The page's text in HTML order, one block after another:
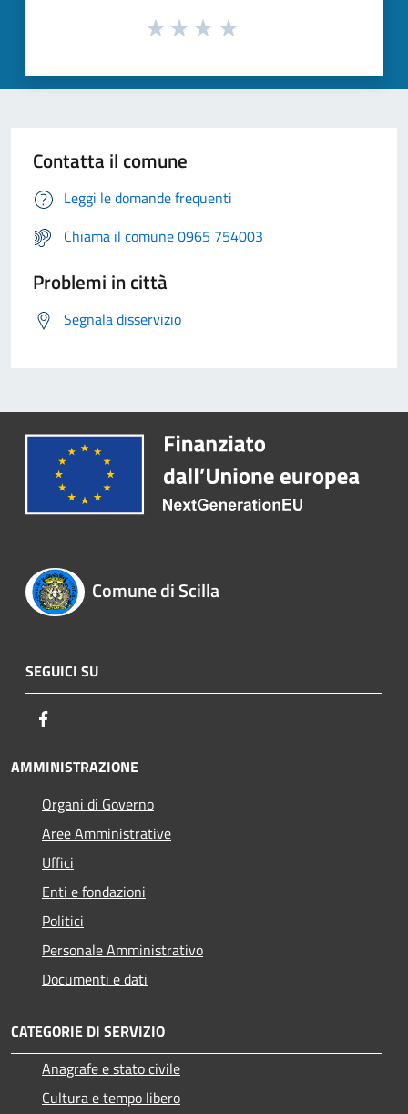
Contatta il comune
Leggi le domande frequenti
Chiama il comune 0965 754003
Problemi in città
Segnala disservizio
Comune di Scilla
SEGUICI SU
AMMINISTRAZIONE
Organi di Governo
Aree Amministrative
Uffici
Enti e fondazioni
Politici
Personale Amministrativo
Documenti e dati
CATEGORIE DI SERVIZIO
Anagrafe e stato civile
Cultura e tempo libero